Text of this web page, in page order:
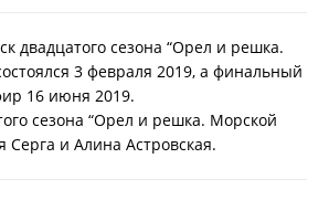
двадцатого сезона “Орел и решка.
3 февраля 2019, а финальный
16 июня 2019.
сезона “Орел и решка. Морской
Серга и Алина Астровская.